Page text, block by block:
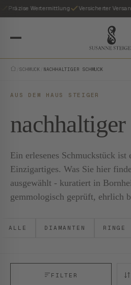
Präzise Wertermittlung Versicherter Versand
SCHMUCK NACHHALTIGER SCHMUCK
AUS DEM HAUS STEIGER
Ein erlesenes Schmuckstück ist
Einzigartiges. Was Sie hier
ausgewählt - kuratiert in
gemmologisch geprüft, ehrlich
ALLE DIAMANTEN RINGE
FILTER